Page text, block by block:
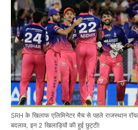
SRH के खिलाफ एलिमिनेटर मैच से पहले राजस्थान
बदलाव, इन 2 खिलाड़ियों की हुई छुट्टी!